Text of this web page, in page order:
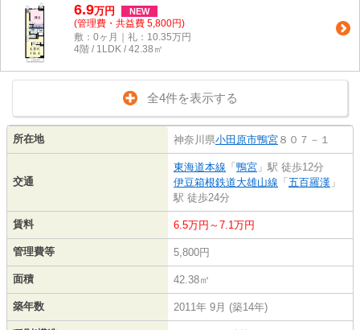
6.9万円 NEW
(管理費・共益費 5,800円)
敷：0ヶ月｜礼：10.35万円
4階 / 1LDK / 42.38㎡
全4件を表示する
所在地 神奈川県小田原市鴨宮 ８０７－１
交通
東海道本線 「 鴨宮 」駅 徒歩12分
伊豆箱根鉄道大雄山線 「 五百羅漢 」
駅 徒歩24分
賃料 6.5万円～7.1万円
管理費等 5,800円
面積 42.38㎡
築年数 2011年 9月 (築14年)